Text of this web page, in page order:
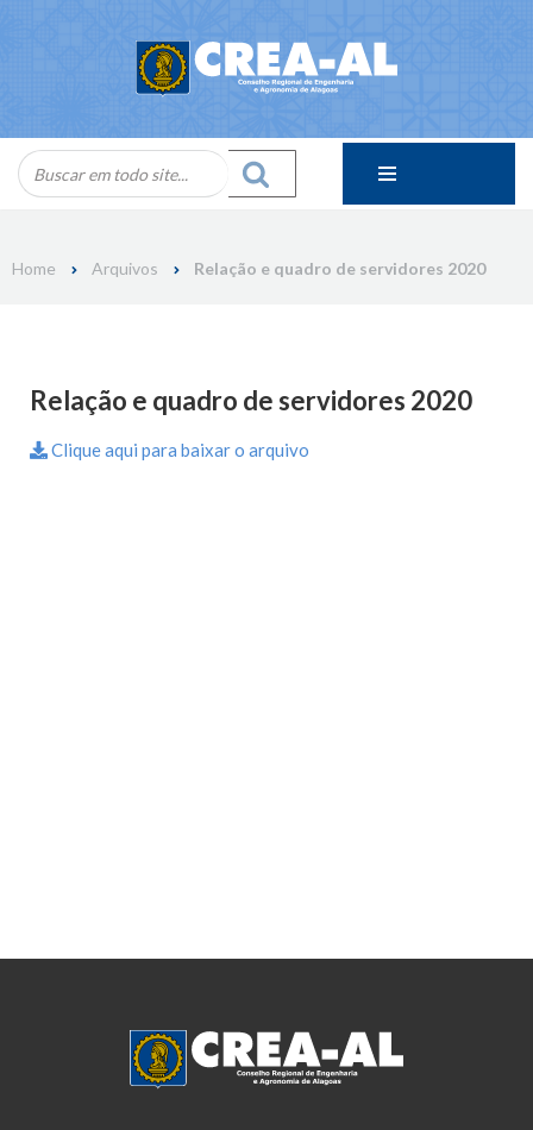
Home Arquivos Relação e quadro de servidores 2020
Relação e quadro de servidores 2020
Clique aqui para baixar o arquivo